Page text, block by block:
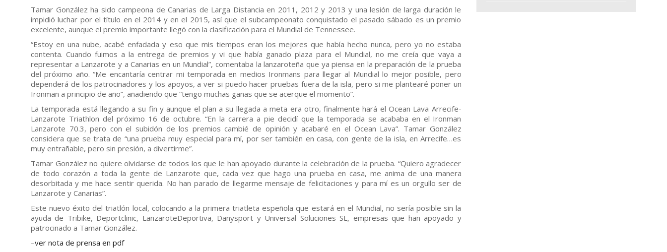
Tamar González ha sido campeona de Canarias de Larga Distancia en 2011, 2012 y 2013 y una lesión de larga duración le
impidió luchar por el título en el 2014 y en el 2015, así que el subcampeonato conquistado el pasado sábado es un premio
excelente, aunque el premio importante llegó con la clasificación para el Mundial de Tennessee.
“Estoy en una nube, acabé enfadada y eso que mis tiempos eran los mejores que había hecho nunca, pero yo no estaba
contenta. Cuando fuimos a la entrega de premios y vi que había ganado plaza para el Mundial, no me creía que vaya a
representar a Lanzarote y a Canarias en un Mundial”, comentaba la lanzaroteña que ya piensa en la preparación de la prueba
del próximo año. “Me encantaría centrar mi temporada en medios Ironmans para llegar al Mundial lo mejor posible, pero
dependerá de los patrocinadores y los apoyos, a ver si puedo hacer pruebas fuera de la isla, pero si me plantearé poner un
Ironman a principio de año”, añadiendo que “tengo muchas ganas que se acerque el momento”.
La temporada está llegando a su fin y aunque el plan a su llegada a meta era otro, finalmente hará el Ocean Lava Arrecife-
Lanzarote Triathlon del próximo 16 de octubre. “En la carrera a pie decidí que la temporada se acababa en el Ironman
Lanzarote 70.3, pero con el subidón de los premios cambié de opinión y acabaré en el Ocean Lava”. Tamar González
considera que se trata de “una prueba muy especial para mí, por ser también en casa, con gente de la isla, en Arrecife…es
muy entrañable, pero sin presión, a divertirme”.
Tamar González no quiere olvidarse de todos los que le han apoyado durante la celebración de la prueba. “Quiero agradecer
de todo corazón a toda la gente de Lanzarote que, cada vez que hago una prueba en casa, me anima de una manera
desorbitada y me hace sentir querida. No han parado de llegarme mensaje de felicitaciones y para mí es un orgullo ser de
Lanzarote y Canarias”.
Este nuevo éxito del triatlón local, colocando a la primera triatleta espeñola que estará en el Mundial, no sería posible sin la
ayuda de Tribike, Deportclinic, LanzaroteDeportiva, Danysport y Universal Soluciones SL, empresas que han apoyado y
patrocinado a Tamar González.
–ver nota de prensa en pdf